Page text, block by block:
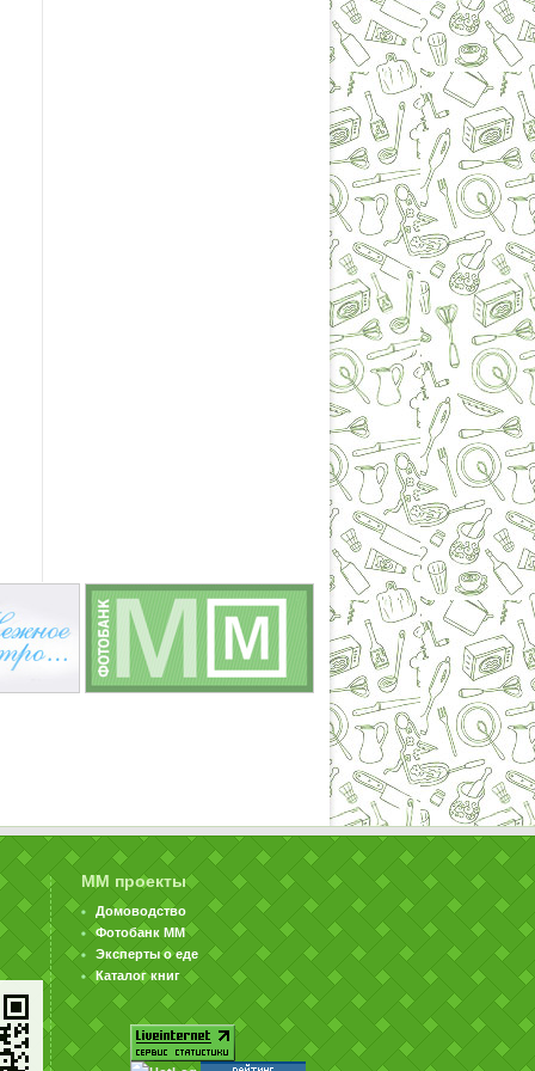
ММ проекты
Домоводство
Фотобанк ММ
Эксперты о еде
Каталог книг